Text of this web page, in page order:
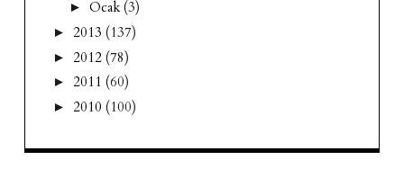
► Ocak (3)
► 2013 (137)
► 2012 (78)
► 2011 (60)
► 2010 (100)